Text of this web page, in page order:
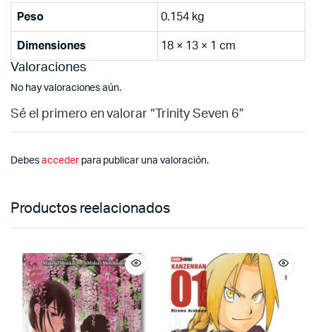
Peso 0.154 kg
Dimensiones 18 × 13 × 1 cm
Valoraciones
No hay valoraciones aún.
Sé el primero en valorar “Trinity Seven 6”
Debes accederpara publicar una valoración.
Productos reelacionados